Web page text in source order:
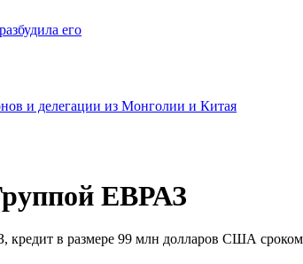
его
и делегации из Монголии и Китая
ЕВРАЗ
в размере 99 млн долларов США сроком